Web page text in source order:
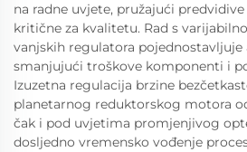
na radne uvjete, pružajući
kritične za kvalitetu. Rad s
vanjskih regulatora
smanjujući troškove komponenti i
Izuzetna regulacija brzine
planetarnog reduktorskog motora
čak i pod uvjetima promjenjivog
dosljedno vremensko vođenje